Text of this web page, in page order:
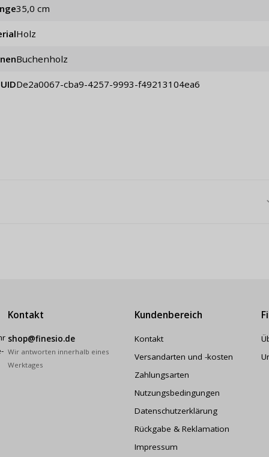
35,0 cm
Holz
Buchenholz
de2a0067-cba9-4257-9993-f49213104ea6
Kontakt
shop@finesio.de
Wir antworten innerhalb eines
Werktages
Kundenbereich
Kontakt
Versandarten und -kosten
Zahlungsarten
Nutzungsbedingungen
Datenschutzerklärung
Rückgabe & Reklamation
Impressum